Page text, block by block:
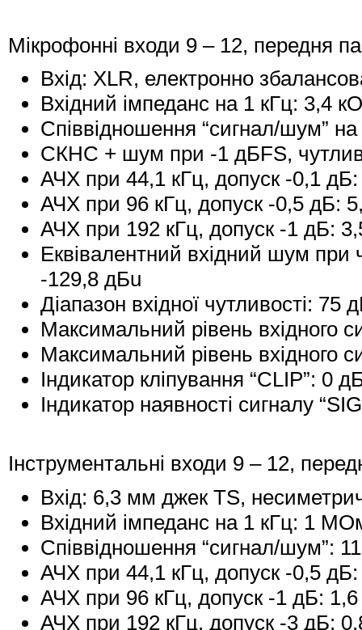
Мікрофонні входи 9 – 12, передня
Вхід: XLR, електронно
Вхідний імпеданс на 1 кГц: 3,4
Співвідношення “сигнал/шум”
СКНС + шум при -1 дБFS,
АЧХ при 44,1 кГц, допуск -0,1
АЧХ при 96 кГц, допуск -0,5 дБ:
АЧХ при 192 кГц, допуск -1 дБ:
Еквівалентний вхідний шум
-129,8 дБu
Діапазон вхідної чутливості: 75
Максимальний рівень вхідного
Максимальний рівень вхідного
Індикатор кліпування “CLIP”: 0
Індикатор наявності сигналу
Інструментальні входи 9 – 12,
Вхід: 6,3 мм джек TS,
Вхідний імпеданс на 1 кГц: 1
Співвідношення “сигнал/шум”:
АЧХ при 44,1 кГц, допуск -0,5
АЧХ при 96 кГц, допуск -1 дБ:
АЧХ при 192 кГц, допуск -3 дБ: